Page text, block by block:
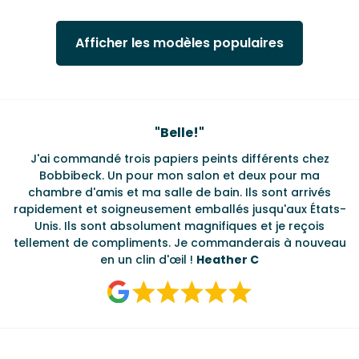
Afficher les modèles populaires
"Belle!"
J'ai commandé trois papiers peints différents chez
Bobbibeck. Un pour mon salon et deux pour ma
chambre d'amis et ma salle de bain. Ils sont arrivés
rapidement et soigneusement emballés jusqu'aux États-
Unis. Ils sont absolument magnifiques et je reçois
tellement de compliments. Je commanderais à nouveau
en un clin d'œil ! Heather C